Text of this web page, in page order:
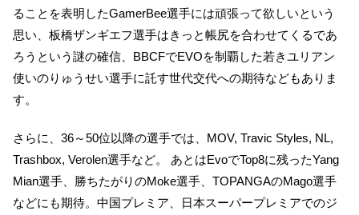
ることを表明したGamerBee選手には頑張って欲しいという
思い、板橋ザンギエフ選手はきっと帳尻を合わせてくるであ
ろうという謎の確信、BBCFでEVOを制覇した若きユリアン
使いのりゅうせい選手に託す世代交代への期待などもありま
す。
さらに、36～50位以降の選手では、MOV, Travic Styles, NL,
Trashbox, Verolen選手など。 あとはEvoでTop8に残ったYang
Mian選手、勝ちたがりのMoke選手、TOPANGAのMago選手
などにも期待。中国プレミア、日本スーパープレミアでのジ